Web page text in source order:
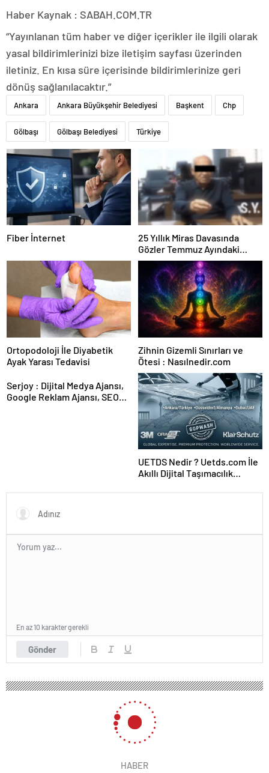
Haber Kaynak : SABAH.COM.TR
“Yayınlanan tüm haber ve diğer içerikler ile ilgili olarak
yasal bildirimlerinizi bize iletişim sayfası üzerinden
iletiniz. En kısa süre içerisinde bildirimlerinize geri
dönüş sağlanılacaktır.”
Ankara Ankara Büyükşehir Belediyesi Başkent Chp
Gölbaşı Gölbaşı Belediyesi Türkiye
Fiber İnternet
25 Yıllık Miras Davasında
Gözler Temmuz Ayındaki
Karar Duruşmasına Çevrildi
Ortopodoloji İle Diyabetik
Ayak Yarası Tedavisi
Zihnin Gizemli Sınırları ve
Ötesi : Nasılnedir.com
Serjoy : Dijital Medya Ajansı,
Google Reklam Ajansı, SEO
UETDS Nedir ? Uetds.com İle
Akıllı Dijital Taşımacılık
Gönder
En az 10 karakter gerekli
“Bütçe yok” diyen İBB’den konser
israfları! Simge Sağın’a 1 milyon 250